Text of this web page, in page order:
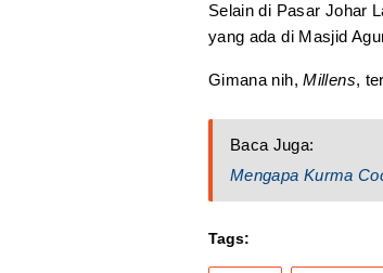
Selain di Pasar Johar
yang ada di Masjid
Gimana nih,Millens,
Baca Juga:
Mengapa Kurma
Tags: